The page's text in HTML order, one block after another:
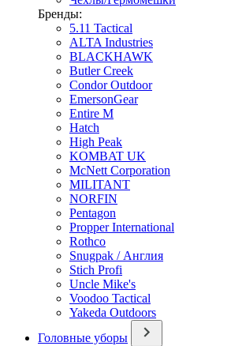
Бренды:
5.11 Tactical
ALTA Industries
BLACKHAWK
Butler Creek
Condor Outdoor
EmersonGear
Entire M
Hatch
High Peak
KOMBAT UK
McNett Corporation
MILITANT
NORFIN
Pentagon
Propper International
Rothco
Snugpak / Англия
Stich Profi
Uncle Mike's
Voodoo Tactical
Yakeda Outdoors
Головные уборы